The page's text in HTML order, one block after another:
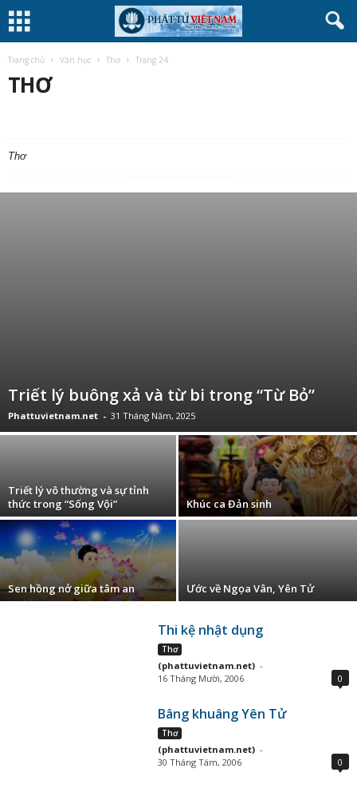
Trang chủ Văn học Thơ Trang 24
THƠ
Thơ
Triết lý buông xả và từ bi trong “Từ Bỏ”
Phattuvietnam.net - 31 Tháng Năm, 2025
Triết lý vô thường và sự tỉnh
thức trong “Sống Vội”
Khúc ca Đản sinh
Sen hồng nở giữa tâm an Ước về Ngọa Vân, Yên Tử
Thi kệ nhật dụng
Thơ
(phattuvietnam.net) -
16 Tháng Mười, 2006
0
Bâng khuâng Yên Tử
Thơ
(phattuvietnam.net) -
30 Tháng Tám, 2006
0